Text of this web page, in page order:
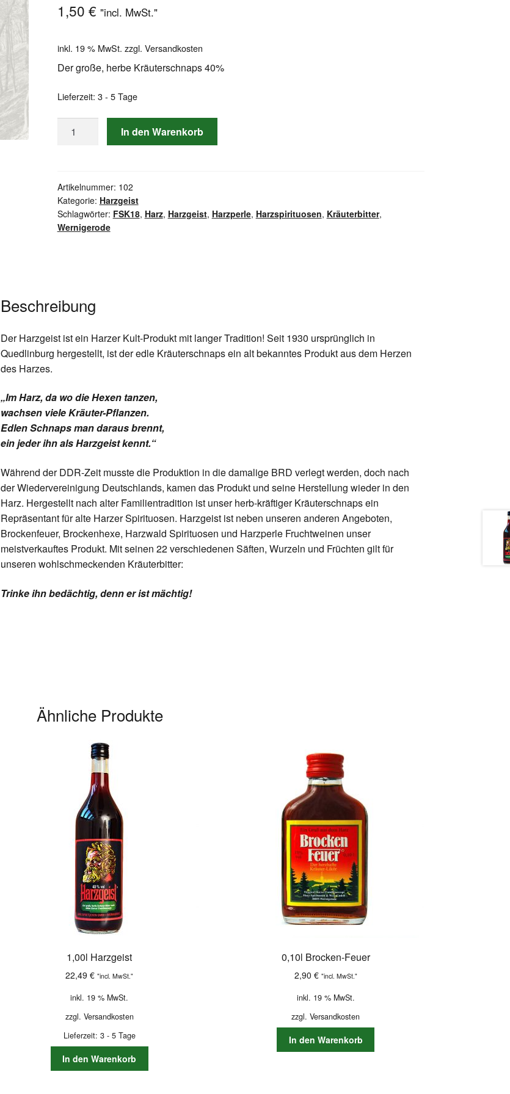
1,50 € "incl. MwSt."
inkl. 19 % MwSt. zzgl. Versandkosten
Der große, herbe Kräuterschnaps 40%
Lieferzeit: 3 - 5 Tage
Harzgeist
In den Warenkorb
Artikelnummer: 102
Kategorie: Harzgeist
Schlagwörter: FSK18, Harz, Harzgeist, Harzperle, Harzspirituosen, Kräuterbitter,
Wernigerode
Beschreibung
Der Harzgeist ist ein Harzer Kult-Produkt mit langer Tradition! Seit 1930 ursprünglich in
Quedlinburg hergestellt, ist der edle Kräuterschnaps ein alt bekanntes Produkt aus dem Herzen
des Harzes.
„Im Harz, da wo die Hexen tanzen,
wachsen viele Kräuter-Pflanzen.
Edlen Schnaps man daraus brennt,
ein jeder ihn als Harzgeist kennt.“
Während der DDR-Zeit musste die Produktion in die damalige BRD verlegt werden, doch nach
der Wiedervereinigung Deutschlands, kamen das Produkt und seine Herstellung wieder in den
Harz. Hergestellt nach alter Familientradition ist unser herb-kräftiger Kräuterschnaps ein
Repräsentant für alte Harzer Spirituosen. Harzgeist ist neben unseren anderen Angeboten,
Brockenfeuer, Brockenhexe, Harzwald Spirituosen und Harzperle Fruchtweinen unser
meistverkauftes Produkt. Mit seinen 22 verschiedenen Säften, Wurzeln und Früchten gilt für
unseren wohlschmeckenden Kräuterbitter:
Trinke ihn bedächtig, denn er ist mächtig!
Ähnliche Produkte
1,00l Harzgeist
22,49€ "incl. MwSt."
inkl. 19 % MwSt.
zzgl. Versandkosten
Lieferzeit: 3 - 5 Tage
In den Warenkorb
0,10l Brocken-Feuer
2,90 € "incl. MwSt."
inkl. 19 % MwSt.
zzgl.Versandkosten
In den Warenkorb